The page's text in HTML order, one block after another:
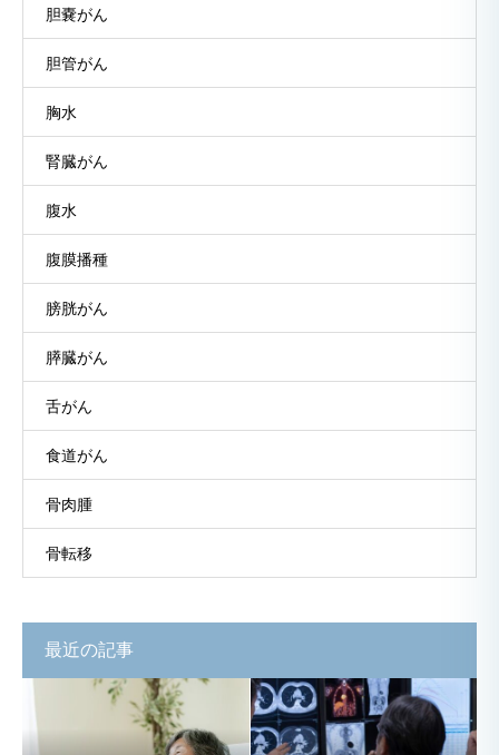
胆嚢がん
胆管がん
胸水
腎臓がん
腹水
腹膜播種
膀胱がん
膵臓がん
舌がん
食道がん
骨肉腫
骨転移
最近の記事